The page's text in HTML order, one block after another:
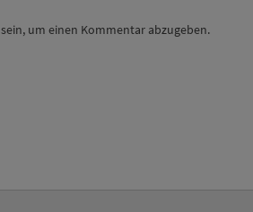
sein, um einen Kommentar abzugeben.